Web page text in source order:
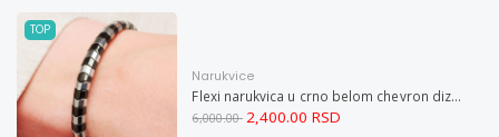
TOP
Narukvice
Flexi narukvica u crno belom chevron dizajnu M
6,000.00 2,400.00 RSD